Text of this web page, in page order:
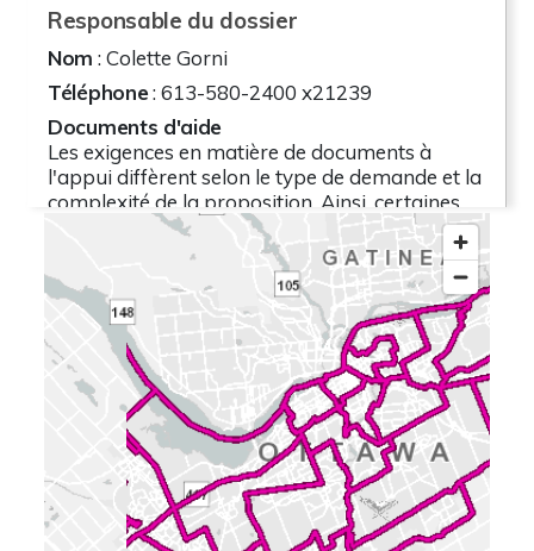
Responsable du dossier
Nom : Colette Gorni
Téléphone: 613-580-2400 x21239
Documents d'aide
Les exigences en matière de documents à
l'appui diffèrent selon le type de demande et la
complexité de la proposition. Ainsi, certaines
propositions exigent la collecte d'études et de
plans tandis que d'autres, non. Le besoin de
documents à l'appui est spécifiquement précisé
aux demandeurs avant le dépôt d'une
demande. Lorsque cela était possible, un plan
illustrant la proposition a été fourni. Si vous
avez des questions concernant les documents à
l'appui, veuillez communiquer avec le
responsable du dossier.
Les rapports, les études et la
documentation connexe qui suivent sont
soumis à certaines conditions. (Cliquez pour
lire davantage)